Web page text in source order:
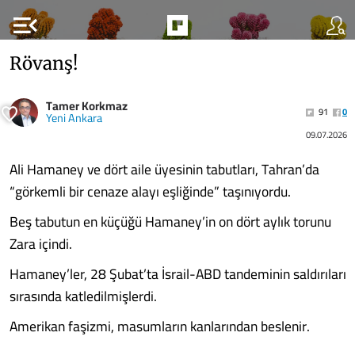
menu_open
Rövanş!
Tamer Korkmaz
Yeni Ankara 91
0
09.07.2026
Ali Hamaney ve dört aile üyesinin tabutları, Tahran’da
“görkemli bir cenaze alayı eşliğinde” taşınıyordu.
Beş tabutun en küçüğü Hamaney’in on dört aylık torunu
Zara içindi.
Hamaney’ler, 28 Şubat’ta İsrail-ABD tandeminin saldırıları
sırasında katledilmişlerdi.
Amerikan faşizmi, masumların kanlarından beslenir.